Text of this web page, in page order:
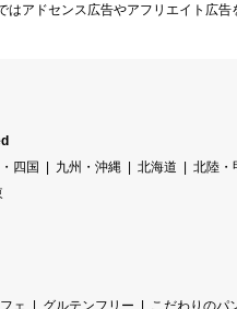
はアドセンス広告やアフリエイト広告
四国 九州・沖縄 北海道 北陸・
ェ グルテンフリー こだわりのパ